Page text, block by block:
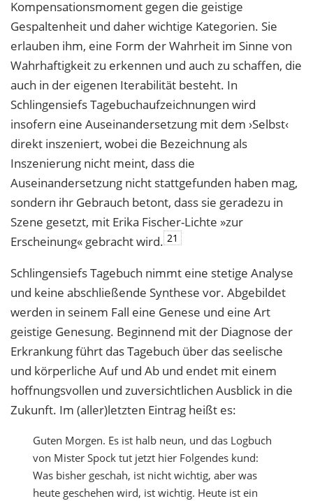
Kompensationsmoment gegen die geistige
Gespaltenheit und daher wichtige Kategorien. Sie
erlauben ihm, eine Form der Wahrheit im Sinne von
Wahrhaftigkeit zu erkennen und auch zu schaffen, die
auch in der eigenen Iterabilität besteht. In
Schlingensiefs Tagebuchaufzeichnungen wird
insofern eine Auseinandersetzung mit dem ›Selbst‹
direkt inszeniert, wobei die Bezeichnung als
Inszenierung nicht meint, dass die
Auseinandersetzung nicht stattgefunden haben mag,
sondern ihr Gebrauch betont, dass sie geradezu in
Szene gesetzt, mit Erika Fischer-Lichte »zur
Erscheinung« gebracht wird. 21
Schlingensiefs Tagebuch nimmt eine stetige Analyse
und keine abschließende Synthese vor. Abgebildet
werden in seinem Fall eine Genese und eine Art
geistige Genesung. Beginnend mit der Diagnose der
Erkrankung führt das Tagebuch über das seelische
und körperliche Auf und Ab und endet mit einem
hoffnungsvollen und zuversichtlichen Ausblick in die
Zukunft. Im (aller)letzten Eintrag heißt es:
Guten Morgen. Es ist halb neun, und das Logbuch
von Mister Spock tut jetzt hier Folgendes kund:
Was bisher geschah, ist nicht wichtig, aber was
heute geschehen wird, ist wichtig. Heute ist ein